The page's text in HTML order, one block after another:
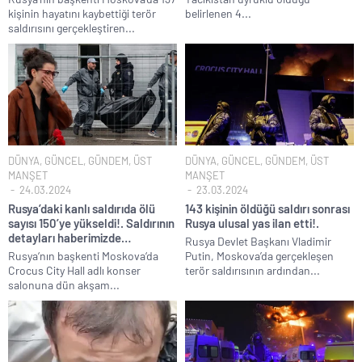
Fenerbahçe Konyaspor maçında F-16 ile gövde gösterisi yapan
paşa emekliye sevk edildi!.
Türkiye’nin ilk kadın hava kuvvetleri paşası hayırlı olsun..
CHP’li Erdal Beşikçioğlu’nun uyuşturucu testi pozitif çıktı!.
Bay Kemal gibi şimdiden “İktidar Olamazsam İstifa Ederim” gazları
vermeye başladı!.
Brent petrol çakıldı!.
görevden uzaklaştırıldı!.
İngilizler 12. adamları Özgür Özel’i hazırlama telâşına düştü!.
Uğur Mumcu dosyası 33 yıl sonra yeniden açılıyor..
CHP Lideri Kılıçdaoğlu’ndan Terörsüz Türkiye sürecine destek
açıklaması..
Denize döktüğümüz(!) Yunanların ekonomisini şaha kaldırdık!.
TÜİK sipariş enflasyon oranlarını açıkladı!.
kişinin hayatını kaybettiği terör
saldırısını gerçekleştiren...
belirlenen 4...
DÜNYA, GÜNCEL , GÜNDEM, ÜST
MANŞET
24.03.2024
Rusya’daki kanlı saldırıda ölü
sayısı 150’ye yükseldi!. Saldırının
detayları haberimizde…
Rusya‘nın başkenti Moskova‘da
Crocus City Hall adlı konser
salonuna dün akşam...
DÜNYA, GÜNCEL , GÜNDEM, ÜST
MANŞET
23.03.2024
143 kişinin öldüğü saldırı sonrası
Rusya ulusal yas ilan etti!.
Rusya Devlet Başkanı Vladimir
Putin, Moskova’da gerçekleşen
terör saldırısının ardından...